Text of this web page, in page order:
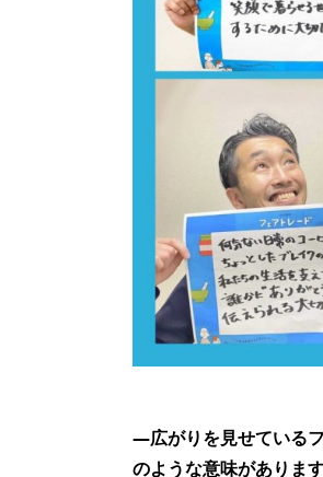
—広がりを見せている
のような意味がありま